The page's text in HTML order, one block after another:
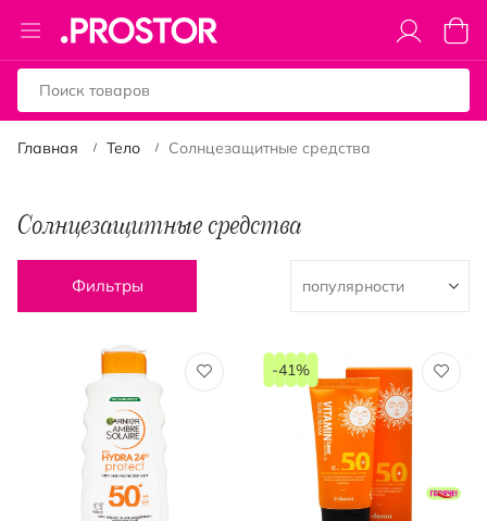
Toggle
Nav
Моя
Главная Тело Солнцезащитные средства
Солнцезащитные средства
Фильтры
-41%